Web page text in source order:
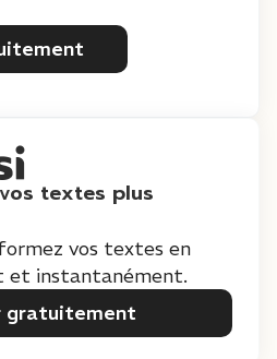
textes plus
vos textes en
et instantanément.
gratuitement